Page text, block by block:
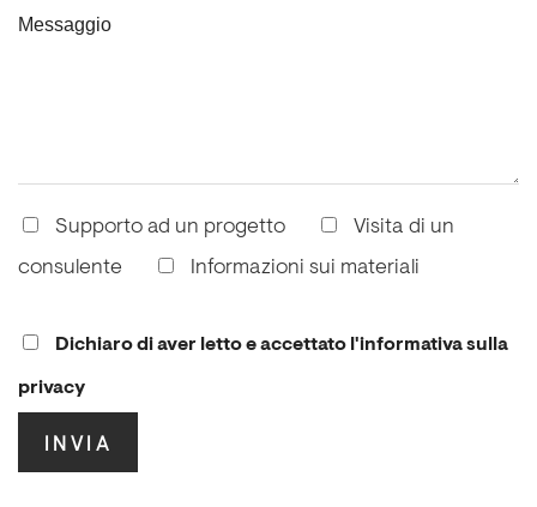
Messaggio
Supporto ad un progetto
Visita di un
consulente
Informazioni sui materiali
Dichiaro di aver letto e accettato l'informativa sulla
privacy